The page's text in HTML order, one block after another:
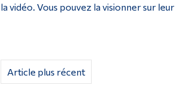
la vidéo. Vous pouvez la visionner sur leur
Article plus récent